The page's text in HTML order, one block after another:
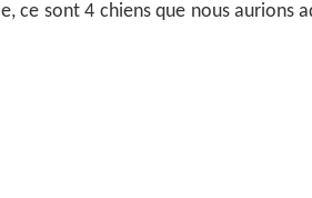
ce sont 4 chiens que nous aurions